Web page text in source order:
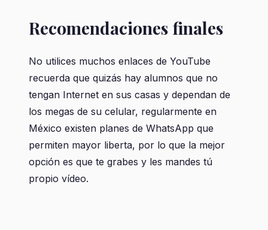
Recomendaciones finales
No utilices muchos enlaces de YouTube
recuerda que quizás hay alumnos que no
tengan Internet en sus casas y dependan de
los megas de su celular, regularmente en
México existen planes de WhatsApp que
permiten mayor liberta, por lo que la mejor
opción es que te grabes y les mandes tú
propio vídeo.